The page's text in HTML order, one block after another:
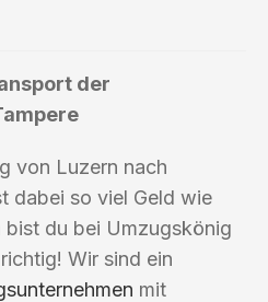
der
von Luzern nach
dabei so viel Geld wie
bist du bei Umzugskönig
Wir sind ein
mit